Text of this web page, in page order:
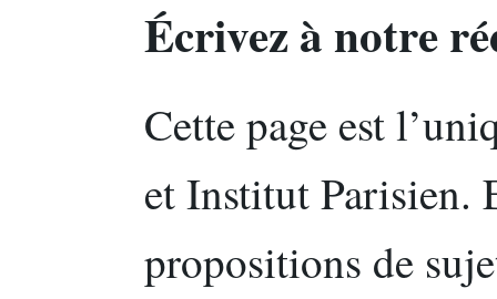
Écrivez à notre
Cette page est
et Institut Parisien.
propositions de